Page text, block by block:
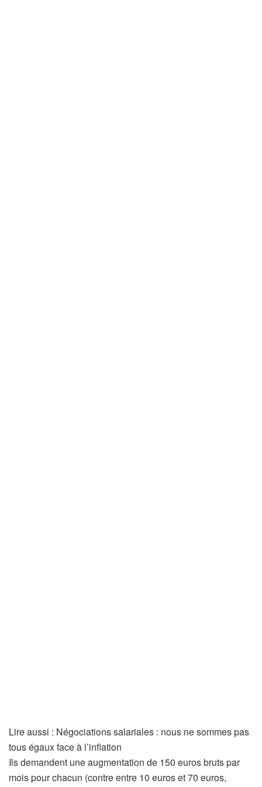
Lire aussi : A
r
t
i
Négociations salariales : nous ne sommes pas
tous égaux face à l’inflation
Ils demandent une augmentation de 150 euros bruts par
mois pour chacun (contre entre 10 euros et 70 euros,